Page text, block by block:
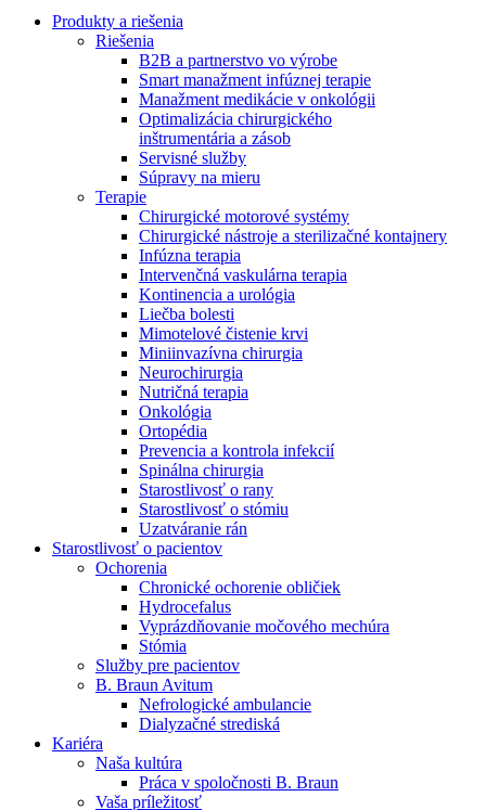
Produktový katalóg​
Objavte naše produkty. ​Navštívte produktový katalóg B.
Braun​ s našim kompletným produktovým portfóliom.​
Nefrologické ambulancie
V nefrologických ambulanciách prevádzkujeme poradenstvo
a prípravu pacientov k jednotlivým metódam náhrady funkcie
obličiek. Zvoľte si mesto, ktoré potrebujete a navštívte nás.
Zostaňte v dialógu s B. Braun. Kontaktujte nás.
Produkty a riešenia
Riešenia
B2B a partnerstvo vo výrobe
Smart manažment infúznej terapie
Manažment medikácie v onkológii
Optimalizácia chirurgického
inštrumentária a zásob
Servisné služby
Súpravy na mieru
Terapie
Chirurgické motorové systémy
Chirurgické nástroje a sterilizačné kontajnery
Infúzna terapia
Intervenčná vaskulárna terapia
Kontinencia a urológia
Liečba bolesti
Mimotelové čistenie krvi
Miniinvazívna chirurgia
Neurochirurgia
Nutričná terapia
Onkológia
Ortopédia
Prevencia a kontrola infekcií
Spinálna chirurgia
Starostlivosť o rany
Starostlivosť o stómiu
Uzatváranie rán
Starostlivosť o pacientov
Ochorenia
Chronické ochorenie obličiek
Hydrocefalus
Vyprázdňovanie močového mechúra
Stómia
Služby pre pacientov
B. Braun Avitum
Nefrologické ambulancie
Dialyzačné strediská
Kariéra
Naša kultúra
Práca v spoločnosti B. Braun
Vaša príležitosť